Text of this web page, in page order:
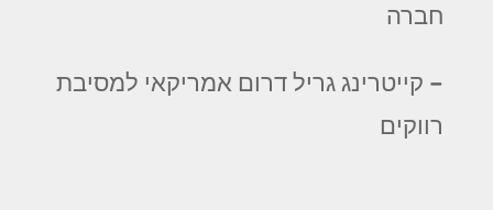
חברה
– קייטרינג גריל דרום אמריקאי למסיבת
רווקים